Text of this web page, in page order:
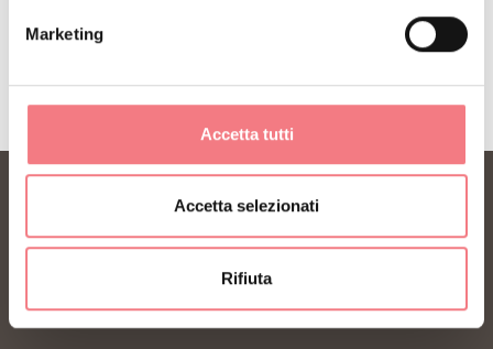
Marketing
Accetta tutti
Accetta selezionati
Rifiuta